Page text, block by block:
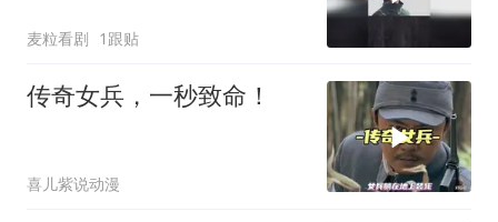
麦粒看剧 1跟贴
传奇女兵，一秒致命！
喜儿紫说动漫